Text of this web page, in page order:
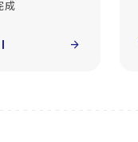
成
arrow_forward